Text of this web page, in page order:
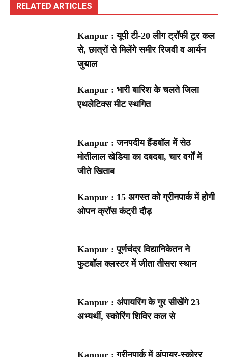
RELATED ARTICLES
Kanpur : यूपी टी-20 लीग ट्रॉफी टूर कल
से, छात्रों से मिलेंगे समीर रिजवी व आर्यन
जुयाल
Kanpur : भारी बारिश के चलते जिला
एथलेटिक्स मीट स्थगित
Kanpur : जनपदीय हैंडबॉल में सेठ
मोतीलाल खेडिया का दबदबा, चार वर्गों में
जीते खिताब
Kanpur : 15 अगस्त को ग्रीनपार्क में होगी
ओपन क्रॉस कंट्री दौड़
Kanpur : पूर्णचंद्र विद्यानिकेतन ने
फुटबॉल क्लस्टर में जीता तीसरा स्थान
Kanpur : अंपायरिंग के गुर सीखेंगे 23
अभ्यर्थी, स्कोरिंग शिविर कल से
Kanpur : ग्रीनपार्क में अंपायर-स्कोरर